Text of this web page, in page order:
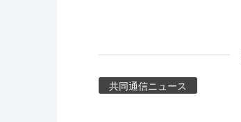
共同通信ニュース